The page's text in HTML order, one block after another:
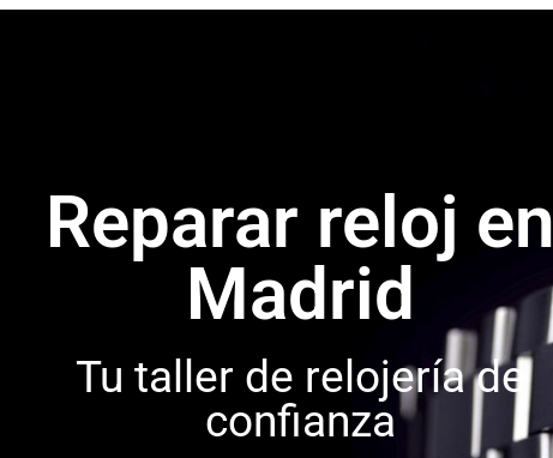
Reparar reloj en
Madrid
Tu taller de relojería de
confianza